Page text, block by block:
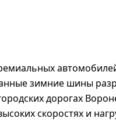
зимние шины
дорогах
скоростях и